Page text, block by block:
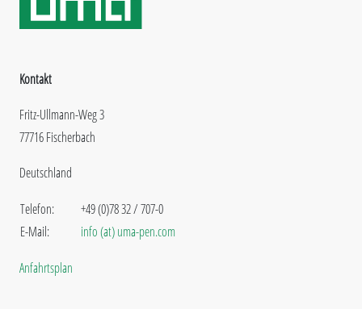
Kontakt
Fritz-Ullmann-Weg 3
77716 Fischerbach
Deutschland
Telefon:
E-Mail:
+49 (0)78 32 / 707-0
info (at) uma-pen.com
Anfahrtsplan